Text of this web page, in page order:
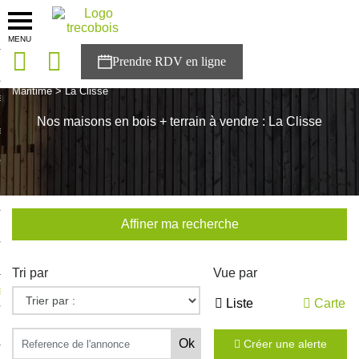
MENU
solutions
Trecobois
à NESTOR
Maritime>La Clisse
Nos maisons en bois + terrain à vendre : La Clisse
Affiner ma recherche
Tri par Vue par
Liste Carte
Créer une alerte